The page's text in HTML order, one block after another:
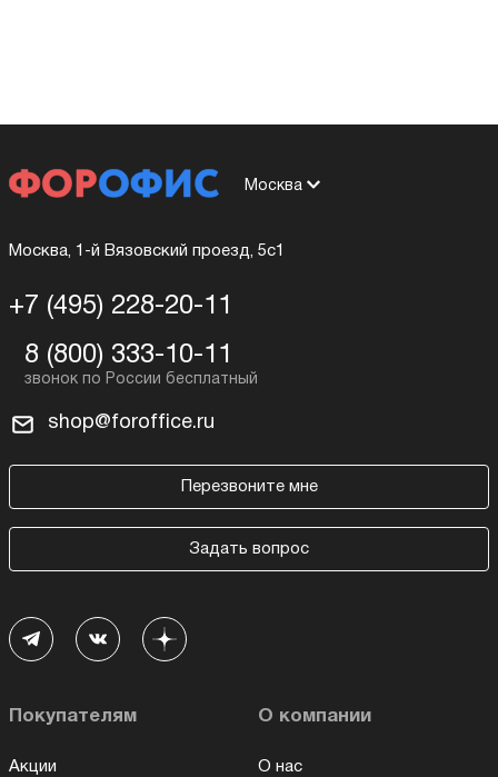
Москва
Москва, 1-й Вязовский проезд, 5с1
+7 (495) 228-20-11
8 (800) 333-10-11
shop@foroffice.ru
Перезвоните мне
Задать вопрос
Покупателям
Акции
О компании
О нас